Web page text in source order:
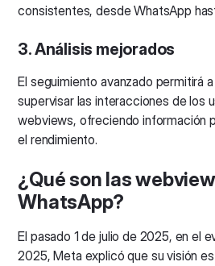
consistentes, desde WhatsApp
3. Análisis mejorados
El seguimiento avanzado permitirá
supervisar las interacciones de los
webviews, ofreciendo información
el rendimiento.
¿Qué son las
WhatsApp?
El pasado 1 de julio de 2025, en el
2025, Meta explicó que su visión